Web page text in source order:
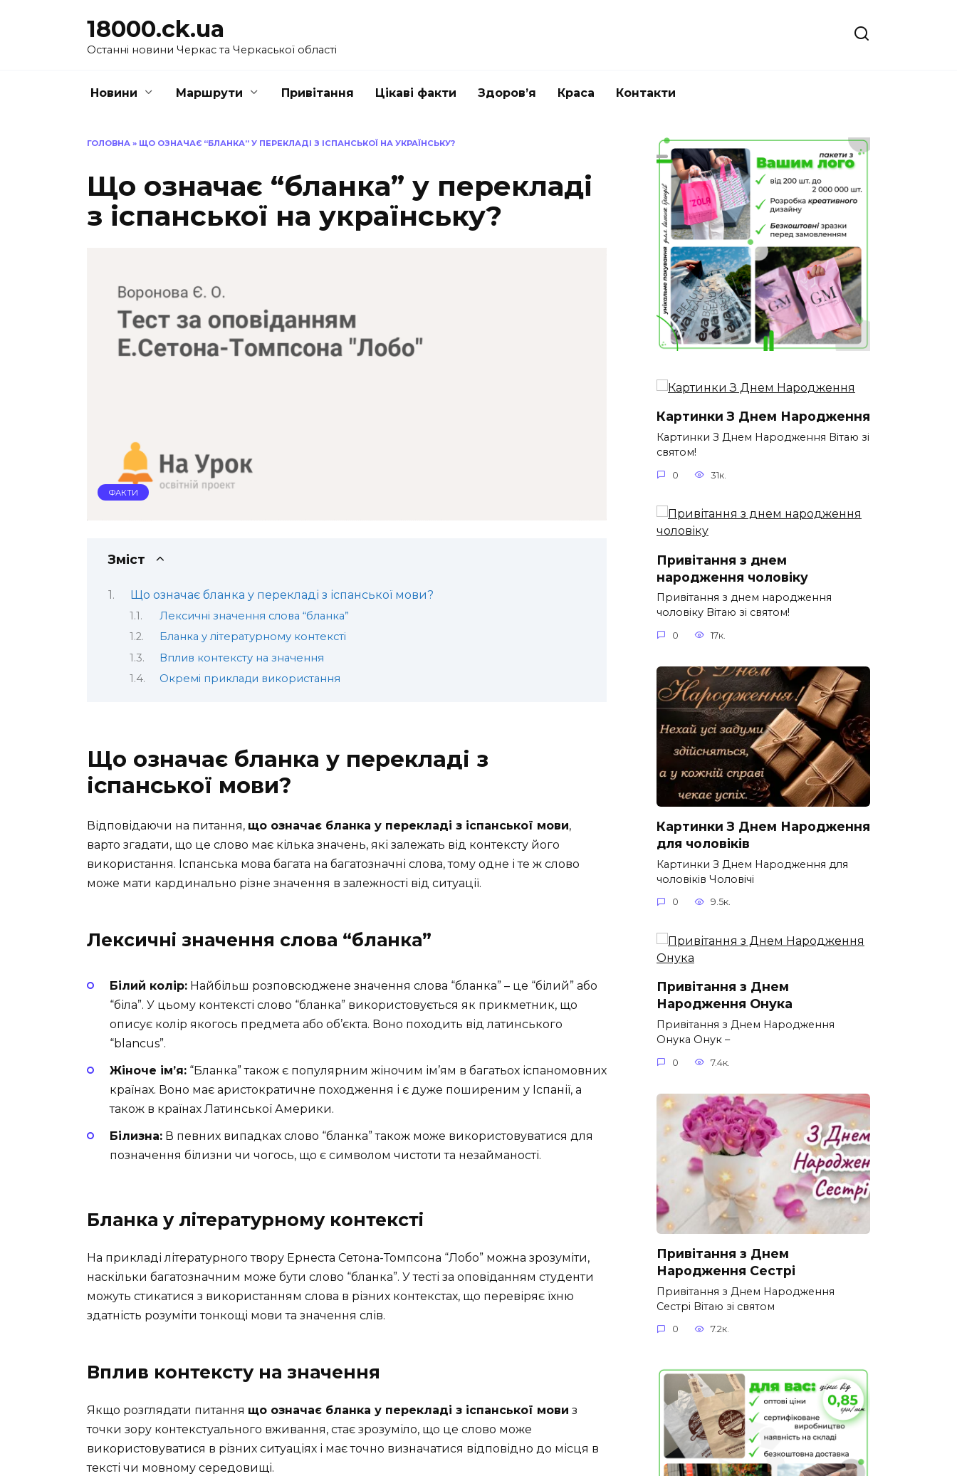
18000.ck.ua
Останні новини Черкас та Черкаської області
Новини Маршрути Привітання Цікаві факти Здоров’я Краса Контакти
ГОЛОВНА » ЩО ОЗНАЧАЄ “БЛАНКА” У ПЕРЕКЛАДІ З ІСПАНСЬКОЇ НА УКРАЇНСЬКУ?
Що означає “бланка” у перекладі
з іспанської на українську?
ФАКТИ
Зміст
Що означає бланка у перекладі з іспанської мови?
Лексичні значення слова “бланка”
Бланка у літературному контексті
Вплив контексту на значення
Окремі приклади використання
Що означає бланка у перекладі з
іспанської мови?
Відповідаючи на питання, що означає бланка у перекладі з іспанської мови,
варто згадати, що це слово має кілька значень, які залежать від контексту його
використання. Іспанська мова багата на багатозначні слова, тому одне і те ж слово
може мати кардинально різне значення в залежності від ситуації.
Лексичні значення слова “бланка”
Білий колір: Найбільш розповсюджене значення слова “бланка” – це “білий” або
“біла”. У цьому контексті слово “бланка” використовується як прикметник, що
описує колір якогось предмета або об’єкта. Воно походить від латинського
“blancus”.
Жіноче ім’я: “Бланка” також є популярним жіночим ім’ям в багатьох іспаномовних
країнах. Воно має аристократичне походження і є дуже поширеним у Іспанії, а
також в країнах Латинської Америки.
Білизна: В певних випадках слово “бланка” також може використовуватися для
позначення білизни чи чогось, що є символом чистоти та незайманості.
Бланка у літературному контексті
На прикладі літературного твору Ернеста Сетона-Томпсона “Лобо” можна зрозуміти,
наскільки багатозначним може бути слово “бланка”. У тесті за оповіданням студенти
можуть стикатися з використанням слова в різних контекстах, що перевіряє їхню
здатність розуміти тонкощі мови та значення слів.
Вплив контексту на значення
Якщо розглядати питання що означає бланка у перекладі з іспанської мови з
точки зору контекстуального вживання, стає зрозуміло, що це слово може
використовуватися в різних ситуаціях і має точно визначатися відповідно до місця в
тексті чи мовному середовищі.
Картинки З Днем Народження
Картинки З Днем Народження Вітаю зі
святом!
0 31к.
Привітання з днем
народження чоловіку
Привітання з днем народження
чоловіку Вітаю зі святом!
0 17к.
Картинки З Днем Народження
для чоловіків​
Картинки З Днем Народження для
чоловіків​ Чоловічі
0 9.5к.
Привітання з Днем
Народження Онука
Привітання з Днем Народження
Онука Онук –
0 7.4к.
Привітання з Днем
Народження Сестрі
Привітання з Днем Народження
Сестрі Вітаю зі святом
0 7.2к.